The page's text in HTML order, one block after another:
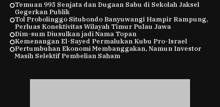
Temuan 995 Senjata dan Dugaan Sabu di Sekolah Jaksel
Gegerkan Publik
Tol Probolinggo Situbondo Banyuwangi Hampir Rampung,
Perluas Konektivitas Wilayah Timur Pulau Jawa
Dim-sum Diusulkan jadi Nama Topan
Kemenangan El-Sayed Permalukan Kubu Pro-Israel
Pertumbuhan Ekonomi Membanggakan, Namun Investor
Masih Selektif Pembelian Saham